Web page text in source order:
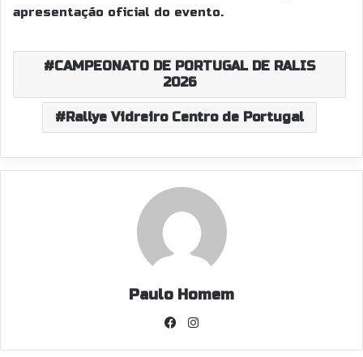
apresentação oficial do evento.
CAMPEONATO DE PORTUGAL DE RALIS
2026
Rallye Vidreiro Centro de Portugal
Paulo Homem
Facebook